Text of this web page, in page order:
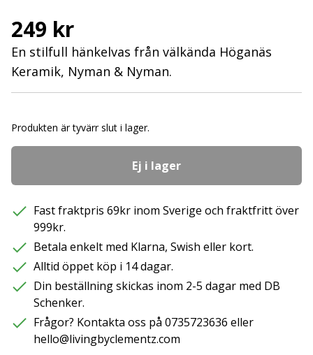
249 kr
En stilfull hänkelvas från välkända Höganäs
Keramik, Nyman & Nyman.
Produkten är tyvärr slut i lager.
Ej i lager
Fast fraktpris 69kr inom Sverige och fraktfritt över
999kr.
Betala enkelt med Klarna, Swish eller kort.
Alltid öppet köp i 14 dagar.
Din beställning skickas inom 2-5 dagar med DB
Schenker.
Frågor? Kontakta oss på 0735723636 eller
hello@livingbyclementz.com